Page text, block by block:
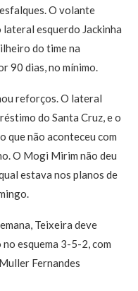
O volante
esquerdo Jackinha
do time na
90 dias, no mínimo.
reforços. O lateral
do Santa Cruz, e o
que não aconteceu com
O Mogi Mirim não deu
estava nos planos de
Teixeira deve
esquema 3-5-2, com
Fernandes